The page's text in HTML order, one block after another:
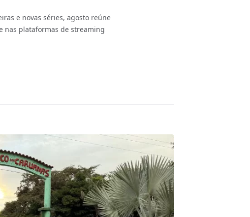
e novas séries, agosto reúne
nas plataformas de streaming